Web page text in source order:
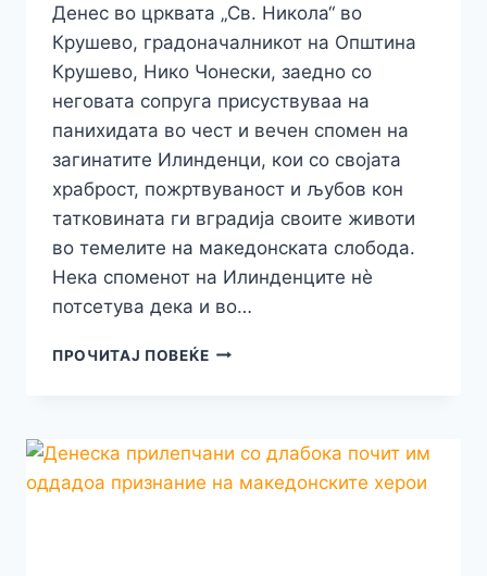
Денес во црквата „Св. Никола“ во
Крушево, градоначалникот на Општина
Крушево, Нико Чонески, заедно со
неговата сопруга присуствуваа на
панихидата во чест и вечен спомен на
загинатите Илинденци, кои со својата
храброст, пожртвуваност и љубов кон
татковината ги вградија своите животи
во темелите на македонската слобода.
Нека споменот на Илинденците нè
потсетува дека и во…
ПРОЧИТАЈ ПОВЕЌЕЧОНЕСКИ
И
ВЕЧЕН